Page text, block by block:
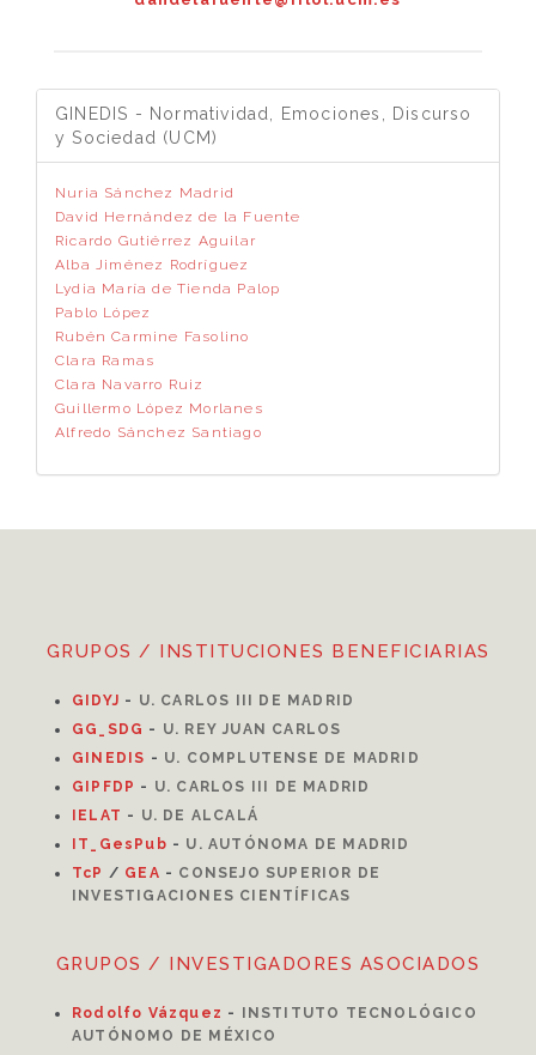
GINEDIS - Normatividad, Emociones, Discurso
y Sociedad (UCM)
Nuria Sánchez Madrid
David Hernández de la Fuente
Ricardo Gutiérrez Aguilar
Alba Jiménez Rodríguez
Lydia María de Tienda Palop
Pablo López
Rubén Carmine Fasolino
Clara Ramas
Clara Navarro Ruiz
Guillermo López Morlanes
Alfredo Sánchez Santiago
GRUPOS / INSTITUCIONES BENEFICIARIAS
GIDYJ - U. CARLOS III DE MADRID
GG_SDG - U. REY JUAN CARLOS
GINEDIS - U. COMPLUTENSE DE MADRID
GIPFDP - U. CARLOS III DE MADRID
ELAT - U. DE ALCALÁ
IT_GesPub - U. AUTÓNOMA DE MADRID
TcP / GEA - CONSEJO SUPERIOR DE
INVESTIGACIONES CIENTÍFICAS
GRUPOS / INVESTIGADORES ASOCIADOS
Rodolfo Vázquez -
INSTITUTO TECNOLÓGICO
AUTÓNOMO DE MÉXICO